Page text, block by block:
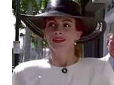
SHARE THIS